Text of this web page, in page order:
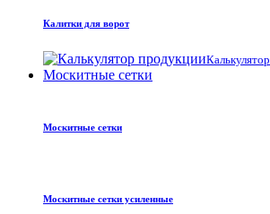
Калитки для ворот
Калькулятор
Москитные сетки
Москитные сетки
Москитные сетки усиленные